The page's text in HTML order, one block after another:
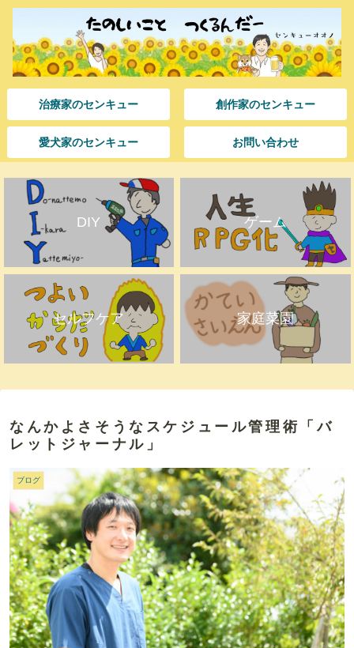
治療家のセンキュー 創作家のセンキュー
愛犬家のセンキュー お問い合わせ
DIY ゲーム
セルフケア 家庭菜園
なんかよさそうなスケジュール管理術「バ
レットジャーナル」
ブログ